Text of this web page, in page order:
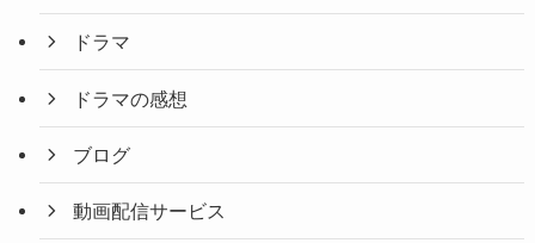
ドラマ
ドラマの感想
ブログ
動画配信サービス